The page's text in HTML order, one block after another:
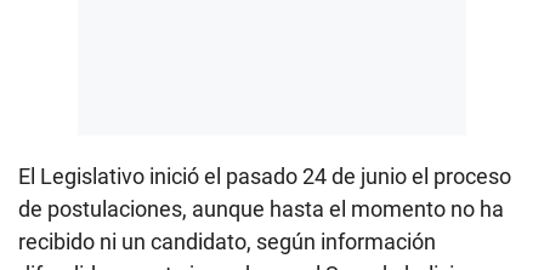
El Legislativo inició el pasado 24 de junio el proceso
de postulaciones, aunque hasta el momento no ha
recibido ni un candidato, según información